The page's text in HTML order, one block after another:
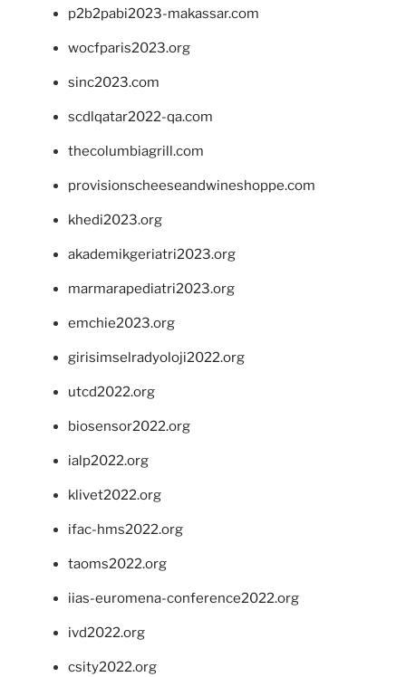
p2b2pabi2023-makassar.com
wocfparis2023.org
sinc2023.com
scdlqatar2022-qa.com
thecolumbiagrill.com
provisionscheeseandwineshoppe.com
khedi2023.org
akademikgeriatri2023.org
marmarapediatri2023.org
emchie2023.org
girisimselradyoloji2022.org
utcd2022.org
biosensor2022.org
ialp2022.org
klivet2022.org
ifac-hms2022.org
taoms2022.org
iias-euromena-conference2022.org
ivd2022.org
csity2022.org